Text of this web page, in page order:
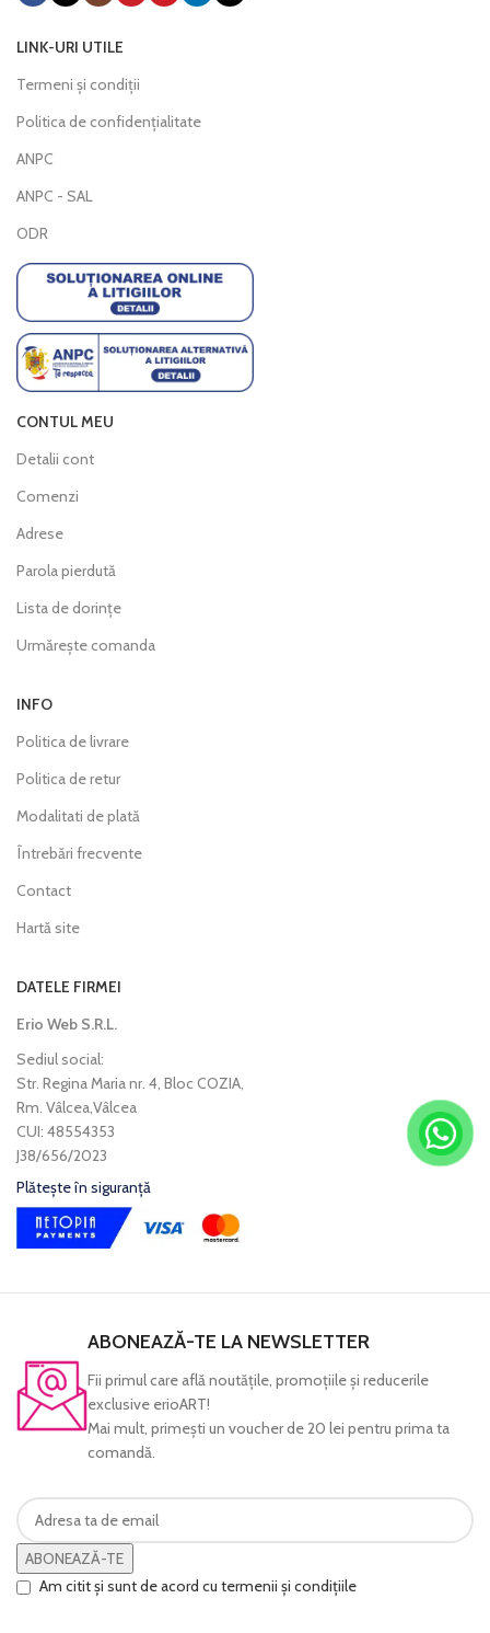
LINK-URI UTILE
Termeni și condiții
Politica de confidențialitate
ANPC
ANPC - SAL
ODR
CONTUL MEU
Detalii cont
Comenzi
Adrese
Parola pierdută
Lista de dorințe
Urmărește comanda
INFO
Politica de livrare
Politica de retur
Modalitati de plată
Întrebări frecvente
Contact
Hartă site
DATELE FIRMEI
Erio Web S.R.L.
Sediul social:
Str. Regina Maria nr. 4, Bloc COZIA,
Rm. Vâlcea,Vâlcea
CUI: 48554353
J38/656/2023
Plătește în siguranță
ABONEAZĂ-TE LA NEWSLETTER
Fii primul care află noutăţile, promoţiile şi reducerile
exclusive erioART!
Mai mult, primeşti un voucher de 20 lei pentru prima ta
comandă.
ABONEAZĂ-TE
Am citit și sunt de acord cu termenii și condițiile